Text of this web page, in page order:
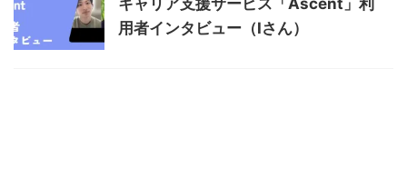
キャリア支援サービス「Ascent」利
用者インタビュー（Iさん）